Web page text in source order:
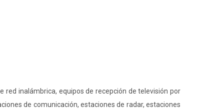
red inalámbrica, equipos de recepción de televisión por
de comunicación, estaciones de radar, estaciones